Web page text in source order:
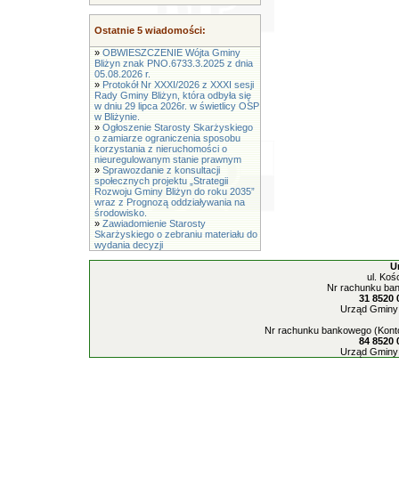
Ostatnie 5 wiadomości:
» OBWIESZCZENIE Wójta Gminy
Bliżyn znak PNO.6733.3.2025 z dnia
05.08.2026 r.
» Protokół Nr XXXI/2026 z XXXI sesji
Rady Gminy Bliżyn, która odbyła się
w dniu 29 lipca 2026r. w świetlicy OSP
w Bliżynie.
» Ogłoszenie Starosty Skarżyskiego
o zamiarze ograniczenia sposobu
korzystania z nieruchomości o
nieuregulowanym stanie prawnym
» Sprawozdanie z konsultacji
społecznych projektu „Strategii
Rozwoju Gminy Bliżyn do roku 2035”
wraz z Prognozą oddziaływania na
środowisko.
» Zawiadomienie Starosty
Skarżyskiego o zebraniu materiału do
wydania decyzji
ul.
Nr rachunku
31 8520
Urząd
Nr rachunku bankowego
84 8520
Urząd